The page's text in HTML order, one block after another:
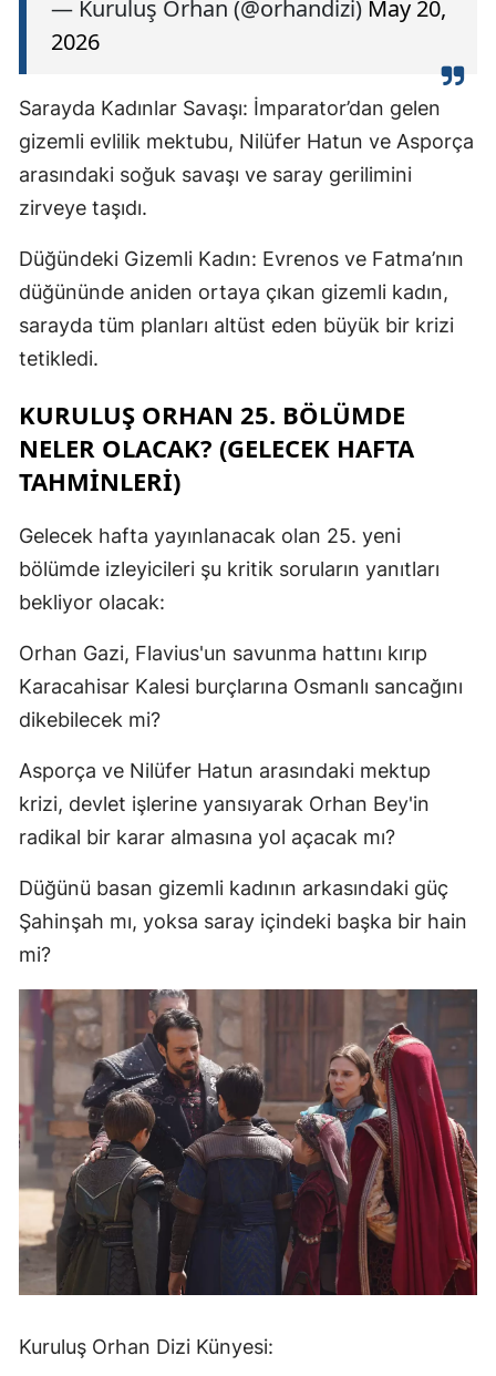
— Kuruluş Orhan (@orhandizi) May 20,
2026
Sarayda Kadınlar Savaşı: İmparator’dan gelen
gizemli evlilik mektubu, Nilüfer Hatun ve Asporça
arasındaki soğuk savaşı ve saray gerilimini
zirveye taşıdı.
Düğündeki Gizemli Kadın: Evrenos ve Fatma’nın
düğününde aniden ortaya çıkan gizemli kadın,
sarayda tüm planları altüst eden büyük bir krizi
tetikledi.
KURULUŞ ORHAN 25. BÖLÜMDE
NELER OLACAK? (GELECEK HAFTA
TAHMINLERI)
Gelecek hafta yayınlanacak olan 25. yeni
bölümde izleyicileri şu kritik soruların yanıtları
bekliyor olacak:
Orhan Gazi, Flavius'un savunma hattını kırıp
Karacahisar Kalesi burçlarına Osmanlı sancağını
dikebilecek mi?
Asporça ve Nilüfer Hatun arasındaki mektup
krizi, devlet işlerine yansıyarak Orhan Bey'in
radikal bir karar almasına yol açacak mı?
Düğünü basan gizemli kadının arkasındaki güç
Şahinşah mı, yoksa saray içindeki başka bir hain
mi?
Kuruluş Orhan Dizi Künyesi: